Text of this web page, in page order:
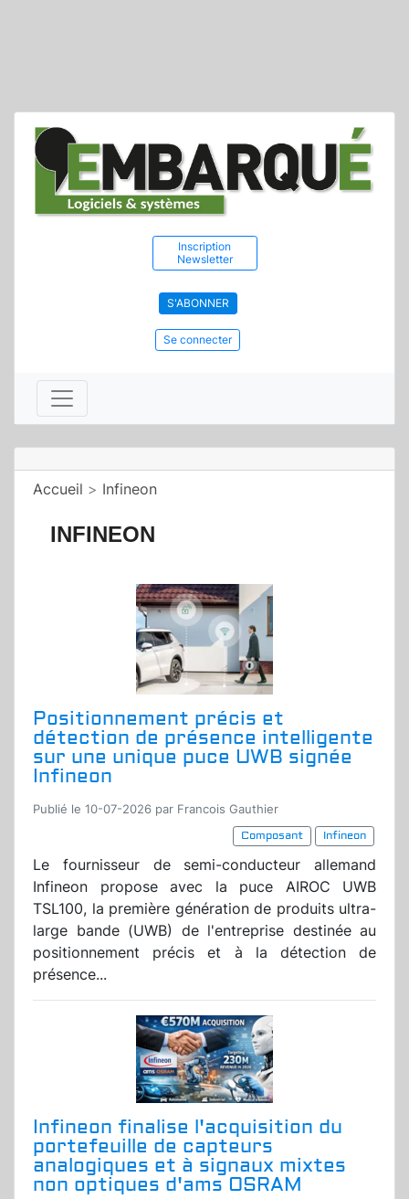
Inscription
Newsletter
S'ABONNER
Se connecter
Accueil > Infineon
INFINEON
Positionnement précis et
détection de présence intelligente
sur une unique puce UWB signée
Infineon
Publié le 10-07-2026 par Francois Gauthier
Composant
Infineon
Le fournisseur de semi-conducteur allemand
Infineon propose avec la puce AIROC UWB
TSL100, la première génération de produits ultra-
large bande (UWB) de l'entreprise destinée au
positionnement précis et à la détection de
présence...
Infineon finalise l'acquisition du
portefeuille de capteurs
analogiques et à signaux mixtes
non optiques d'ams OSRAM